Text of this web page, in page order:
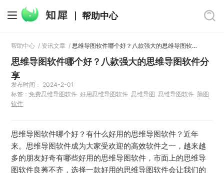
帮助中心
帮助中心 / 资讯文章 / 思维导图软件哪个好？八款强大的思维导图软件分享
思维导图软件哪个好？八款强大的思维导图软件分
享
发布时间： 2024-2-01
标签：免费思维导图软件 好用思维导图软件 思维导图 思维导图软件 脑图
软件
思维导图软件哪个好？有什么好用的思维导图软件？近年
来。思维导图软件成为大家受欢迎的高效软件之一，越来越
多的朋友好奇有哪些好用的思维导图软件，市面上的思维导
图软件良莠不齐，选择一款好用的思维导图软件会让我们的